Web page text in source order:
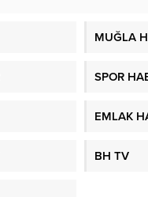
MUĞLA
SPOR
EMLAK
BH TV